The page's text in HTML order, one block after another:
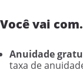
Você vai
Anuidade
taxa de